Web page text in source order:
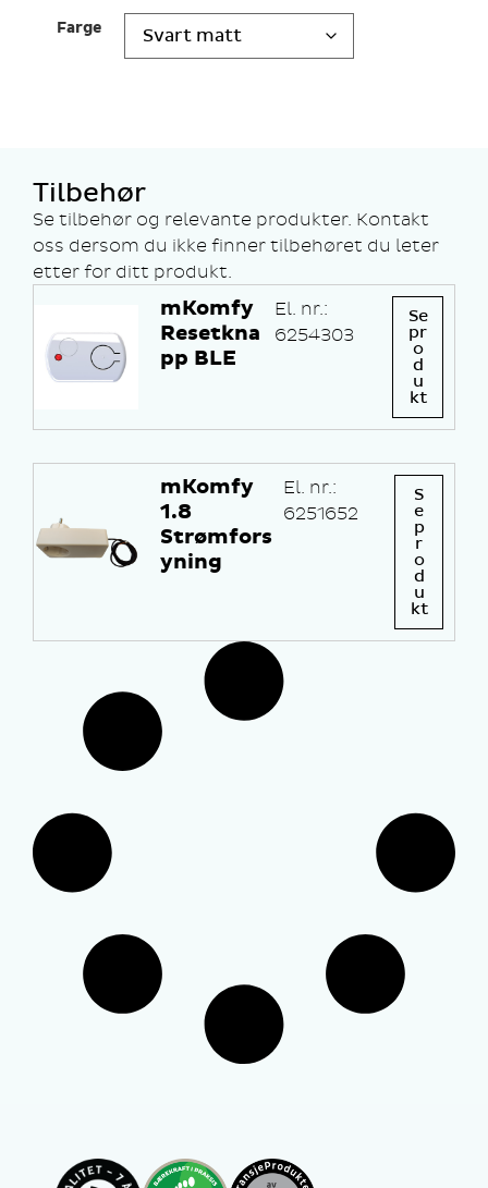
Farge
Tilbehør
Se tilbehør og relevante produkter. Kontakt
oss dersom du ikke finner tilbehøret du leter
etter for ditt produkt.
mKomfy
Resetkna
pp BLE
El. nr.:
6254303
Se
pr
o
d
u
kt
mKomfy
1.8
Strømfors
yning
El. nr.:
6251652
S
e
p
r
o
d
u
kt